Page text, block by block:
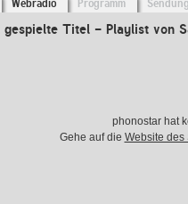
Webradio Programm
Titel - Playlist von
phonostar hat
Gehe auf die Website des